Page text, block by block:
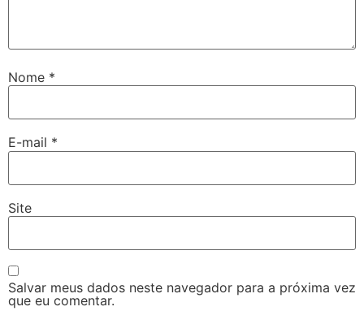
Nome *
E-mail *
Site
Salvar meus dados neste navegador para a próxima vez
que eu comentar.